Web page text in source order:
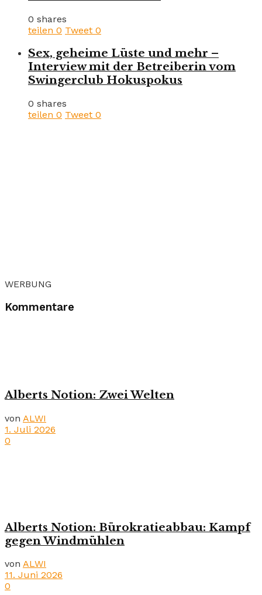
0 shares
teilen 0 Tweet 0
Sex, geheime Lüste und mehr –
Interview mit der Betreiberin vom
Swingerclub Hokuspokus
0 shares
teilen 0 Tweet 0
WERBUNG
Kommentare
Alberts Notion: Zwei Welten
von ALWI
1. Juli 2026
0
Alberts Notion: Bürokratieabbau: Kampf
gegen Windmühlen
von ALWI
11. Juni 2026
0